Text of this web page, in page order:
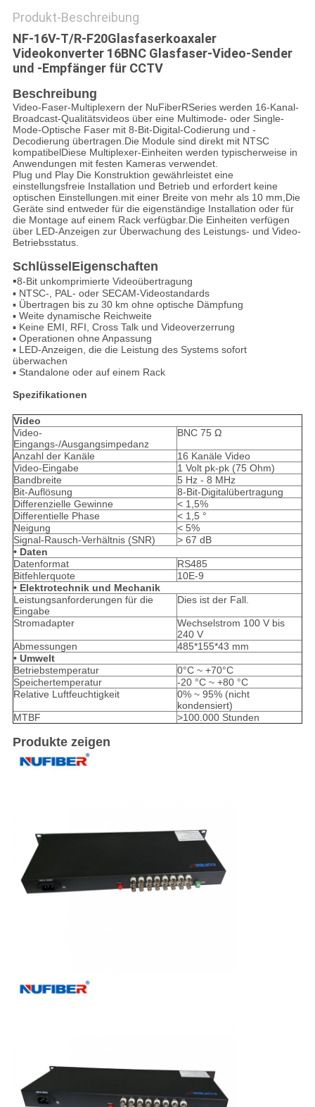
Produkt-Beschreibung
NF-16V-T/R-F20Glasfaserkoaxaler
Videokonverter 16BNC Glasfaser-Video-Sender
und -Empfänger für CCTV
Beschreibung
Video-Faser-Multiplexern der NuFiberRSeries werden 16-Kanal-
Broadcast-Qualitätsvideos über eine Multimode- oder Single-
Mode-Optische Faser mit 8-Bit-Digital-Codierung und -
Decodierung übertragen.Die Module sind direkt mit NTSC
kompatibelDiese Multiplexer-Einheiten werden typischerweise in
Anwendungen mit festen Kameras verwendet.
Plug und Play Die Konstruktion gewährleistet eine
einstellungsfreie Installation und Betrieb und erfordert keine
optischen Einstellungen.mit einer Breite von mehr als 10 mm,Die
Geräte sind entweder für die eigenständige Installation oder für
die Montage auf einem Rack verfügbar.Die Einheiten verfügen
über LED-Anzeigen zur Überwachung des Leistungs- und Video-
Betriebsstatus.
Schlüssel Eigenschaften
▪8-Bit unkomprimierte Videoübertragung
▪ NTSC-, PAL- oder SECAM-Videostandards
▪ Übertragen bis zu 30 km ohne optische Dämpfung
▪ Weite dynamische Reichweite
▪ Keine EMI, RFI, Cross Talk und Videoverzerrung
▪ Operationen ohne Anpassung
▪ LED-Anzeigen, die die Leistung des Systems sofort
überwachen
▪ Standalone oder auf einem Rack
Spezifikationen
Video
Video-
Eingangs-/Ausgangsimpedanz
BNC 75 Ω
Anzahl der Kanäle
16 Kanäle Video
Video-Eingabe
1 Volt pk-pk (75 Ohm)
Bandbreite
5 Hz - 8 MHz
Bit-Auflösung
8-Bit-Digitalübertragung
Differenzielle Gewinne
< 1,5%
Differentielle Phase
< 1,5 °
Neigung
< 5%
Signal-Rausch-Verhältnis (SNR)
> 67 dB
• Daten
Datenformat
RS485
Bitfehlerquote
10E-9
• Elektrotechnik und Mechanik
Leistungsanforderungen für die
Eingabe
Dies ist der Fall.
Stromadapter
Wechselstrom 100 V bis
240 V
Abmessungen
485*155*43 mm
• Umwelt
Betriebstemperatur
0°C ~ +70°C
Speichertemperatur
-20 °C ~ +80 °C
Relative Luftfeuchtigkeit
0% ~ 95% (nicht
kondensiert)
MTBF
>100.000 Stunden
Produkte zeigen